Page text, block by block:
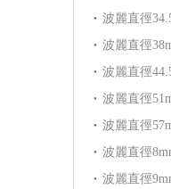
波麗直徑
波麗直徑
波麗直徑
波麗直徑
波麗直徑
波麗直徑
波麗直徑